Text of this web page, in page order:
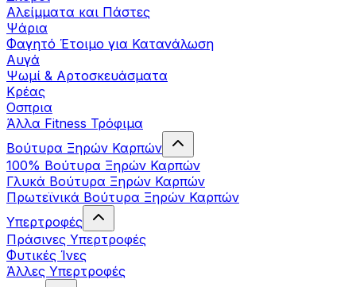
Αλείμματα και Πάστες
Ψάρια
Φαγητό Έτοιμο για Κατανάλωση
Αυγά
Ψωμί & Αρτοσκευάσματα
Κρέας
Οσπρια
Άλλα Fitness Τρόφιμα
Βούτυρα Ξηρών Καρπών
100% Βούτυρα Ξηρών Καρπών
Γλυκά Βούτυρα Ξηρών Καρπών
Πρωτεϊνικά Βούτυρα Ξηρών Καρπών
Υπερτροφές
Πράσινες Υπερτροφές
Φυτικές Ίνες
Άλλες Υπερτροφές